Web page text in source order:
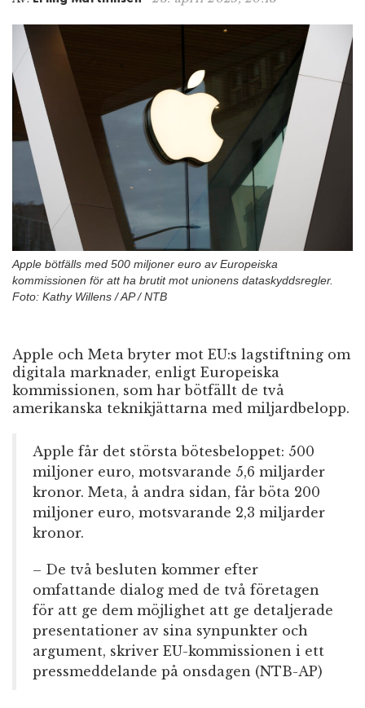
Apple bötfälls med 500 miljoner euro av Europeiska
kommissionen för att ha brutit mot unionens dataskyddsregler.
Foto: Kathy Willens / AP / NTB
Apple och Meta bryter mot EU:s lagstiftning om
digitala marknader, enligt Europeiska
kommissionen, som har bötfällt de två
amerikanska teknikjättarna med miljardbelopp.
Apple får det största bötesbeloppet: 500
miljoner euro, motsvarande 5,6 miljarder
kronor. Meta, å andra sidan, får böta 200
miljoner euro, motsvarande 2,3 miljarder
kronor.
– De två besluten kommer efter
omfattande dialog med de två företagen
för att ge dem möjlighet att ge detaljerade
presentationer av sina synpunkter och
argument, skriver EU-kommissionen i ett
pressmeddelande på onsdagen (NTB-AP)